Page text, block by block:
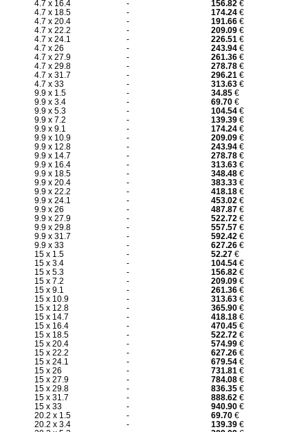
4.7 x 16.4
- 156.82€
4.7 x 18.5
- 174.24€
4.7 x 20.4
- 191.66€
4.7 x 22.2
- 209.09€
4.7 x 24.1
- 226.51€
4.7 x 26
- 243.94€
4.7 x 27.9
- 261.36€
4.7 x 29.8
- 278.78€
4.7 x 31.7
- 296.21€
4.7 x 33
- 313.63€
9.9 x 1.5
- 34.85€
9.9 x 3.4
- 69.70€
9.9 x 5.3
- 104.54€
9.9 x 7.2
- 139.39€
9.9 x 9.1
- 174.24€
9.9 x 10.9
- 209.09€
9.9 x 12.8
- 243.94€
9.9 x 14.7
- 278.78€
9.9 x 16.4
- 313.63€
9.9 x 18.5
- 348.48€
9.9 x 20.4
- 383.33€
9.9 x 22.2
- 418.18€
9.9 x 24.1
- 453.02€
9.9 x 26
- 487.87€
9.9 x 27.9
- 522.72€
9.9 x 29.8
- 557.57€
9.9 x 31.7
- 592.42€
9.9 x 33
- 627.26€
15 x 1.5
- 52.27€
15 x 3.4
- 104.54€
15 x 5.3
- 156.82€
15 x 7.2
- 209.09€
15 x 9.1
- 261.36€
15 x 10.9
- 313.63€
15 x 12.8
- 365.90€
15 x 14.7
- 418.18€
15 x 16.4
- 470.45€
15 x 18.5
- 522.72€
15 x 20.4
- 574.99€
15 x 22.2
- 627.26€
15 x 24.1
- 679.54€
15 x 26
- 731.81€
15 x 27.9
- 784.08€
15 x 29.8
- 836.35€
15 x 31.7
- 888.62€
15 x 33
- 940.90€
20.2 x 1.5
- 69.70€
20.2 x 3.4
- 139.39€